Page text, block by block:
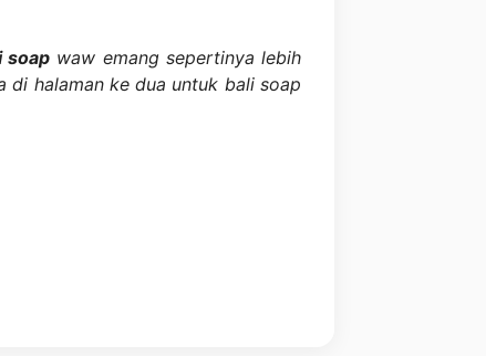
soap waw emang sepertinya lebih
di halaman ke dua untuk bali soap